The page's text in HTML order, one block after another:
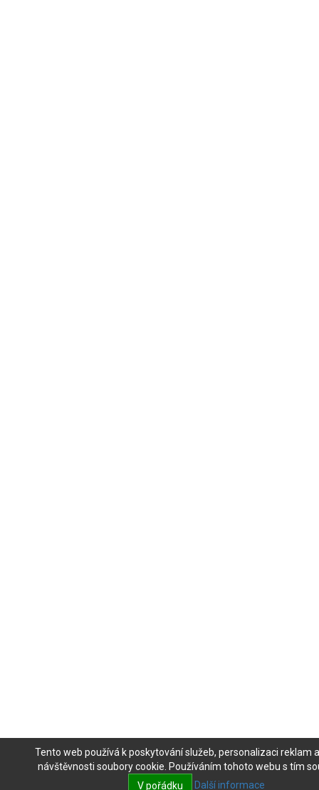
Tento web používá k poskytování služeb, personalizaci reklam
návštěvnosti soubory cookie. Používáním tohoto webu s tím
V pořádku
Další informace